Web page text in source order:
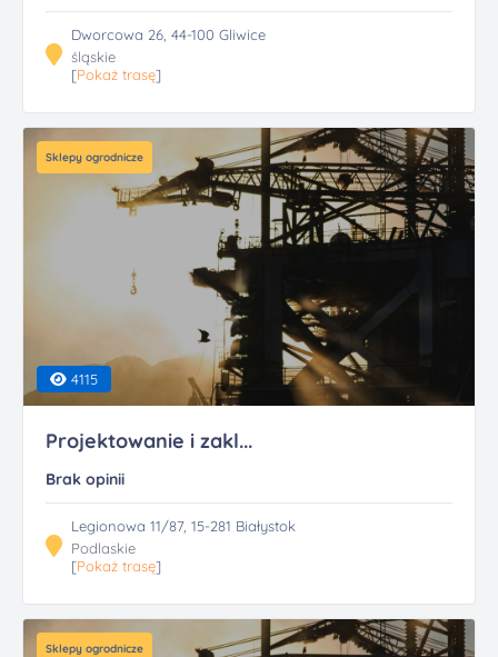
Dworcowa 26, 44-100 Gliwice
śląskie
[Pokaż trasę]
Sklepy ogrodnicze
4115
Projektowanie i zakl...
Brak opinii
Legionowa 11/87, 15-281 Białystok
Podlaskie
[Pokaż trasę]
Sklepy ogrodnicze